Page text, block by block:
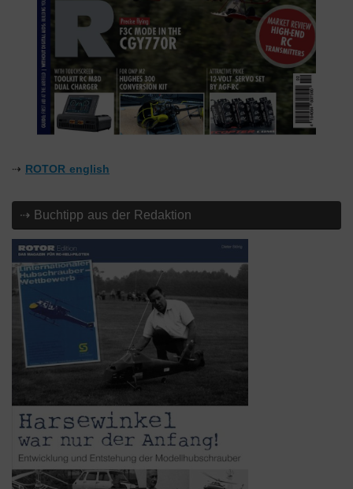
⇢ ROTOR english
⇢ Buchtipp aus der Redaktion